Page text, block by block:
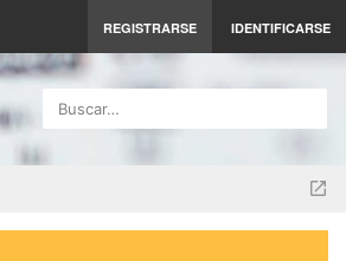
REGISTRARSE IDENTIFICARSE
Buscar…